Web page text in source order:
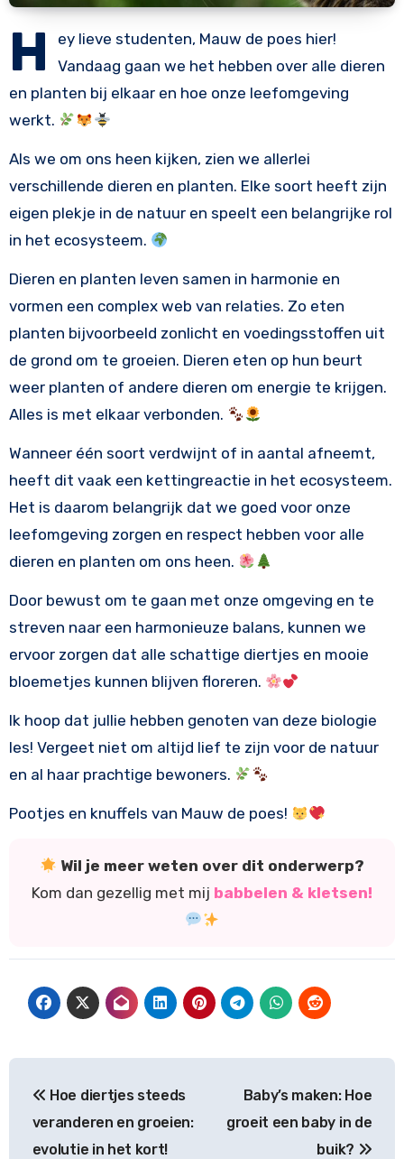
H
ey lieve studenten, Mauw de poes hier!
Vandaag gaan we het hebben over alle dieren
en planten bij elkaar en hoe onze leefomgeving
werkt.
Als we om ons heen kijken, zien we allerlei
verschillende dieren en planten. Elke soort heeft zijn
eigen plekje in de natuur en speelt een belangrijke rol
in het ecosysteem.
Dieren en planten leven samen in harmonie en
vormen een complex web van relaties. Zo eten
planten bijvoorbeeld zonlicht en voedingsstoffen uit
de grond om te groeien. Dieren eten op hun beurt
weer planten of andere dieren om energie te krijgen.
Alles is met elkaar verbonden.
Wanneer één soort verdwijnt of in aantal afneemt,
heeft dit vaak een kettingreactie in het ecosysteem.
Het is daarom belangrijk dat we goed voor onze
leefomgeving zorgen en respect hebben voor alle
dieren en planten om ons heen.
Door bewust om te gaan met onze omgeving en te
streven naar een harmonieuze balans, kunnen we
ervoor zorgen dat alle schattige diertjes en mooie
bloemetjes kunnen blijven floreren.
Ik hoop dat jullie hebben genoten van deze biologie
les! Vergeet niet om altijd lief te zijn voor de natuur
en al haar prachtige bewoners.
Pootjes en knuffels van Mauw de poes!
Wil je meer weten over dit onderwerp?
Kom dan gezellig met mij babbelen & kletsen!
navigatie
Hoe diertjes steeds
veranderen en groeien:
evolutie in het kort!
Baby’s maken: Hoe
groeit een baby in de
buik?